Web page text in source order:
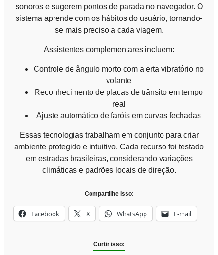
sonoros e sugerem pontos de parada no navegador. O
sistema aprende com os hábitos do usuário, tornando-
se mais preciso a cada viagem.
Assistentes complementares incluem:
Controle de ângulo morto com alerta vibratório no
volante
Reconhecimento de placas de trânsito em tempo
real
Ajuste automático de faróis em curvas fechadas
Essas tecnologias trabalham em conjunto para criar
ambiente protegido e intuitivo. Cada recurso foi testado
em estradas brasileiras, considerando variações
climáticas e padrões locais de direção.
Compartilhe isso:
Facebook X WhatsApp E-mail
Curtir isso: